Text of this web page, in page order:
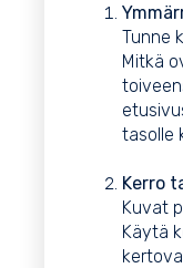
Tunne
Mitkä
tasolle
Kerro
Kuvat
Käytä